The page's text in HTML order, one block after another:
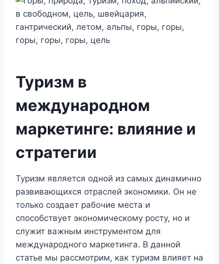
Туризм в
международном
маркетинге: влияние и
стратегии
Туризм является одной из самых динамично
развивающихся отраслей экономики. Он не
только создает рабочие места и
способствует экономическому росту, но и
служит важным инструментом для
международного маркетинга. В данной
статье мы рассмотрим, как туризм влияет на